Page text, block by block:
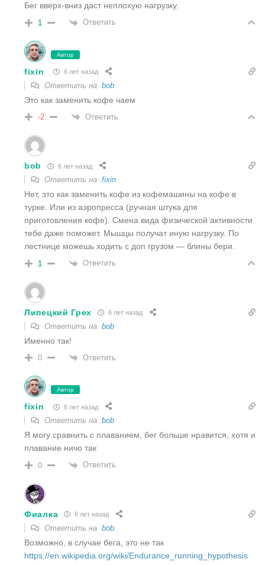
Бег вверх-вниз даст неплохую нагрузку.
1 Ответить
Автор
fixin 6 лет назад
Ответить на bob
Это как заменить кофе чаем
-2 Ответить
bob 6 лет назад
Ответить на fixin
Нет, это как заменить кофе из кофемашины на кофе в
турке. Или из аэропресса (ручная штука для
приготовления кофе). Смена вида физической активности
тебе даже поможет. Мышцы получат иную нагрузку. По
лестнице можешь ходить с доп грузом — блины бери.
1 Ответить
Липецкий Грех 6 лет назад
Ответить на bob
Именно так!
0 Ответить
Автор
fixin 6 лет назад
Ответить на bob
Я могу сравнить с плаванием, бег больше нравится, хотя и
плавание ничо так
0 Ответить
Фиалка 6 лет назад
Ответить на bob
Возможно, в случае бега, это не так
https://en.wikipedia.org/wiki/Endurance_running_hypothesis